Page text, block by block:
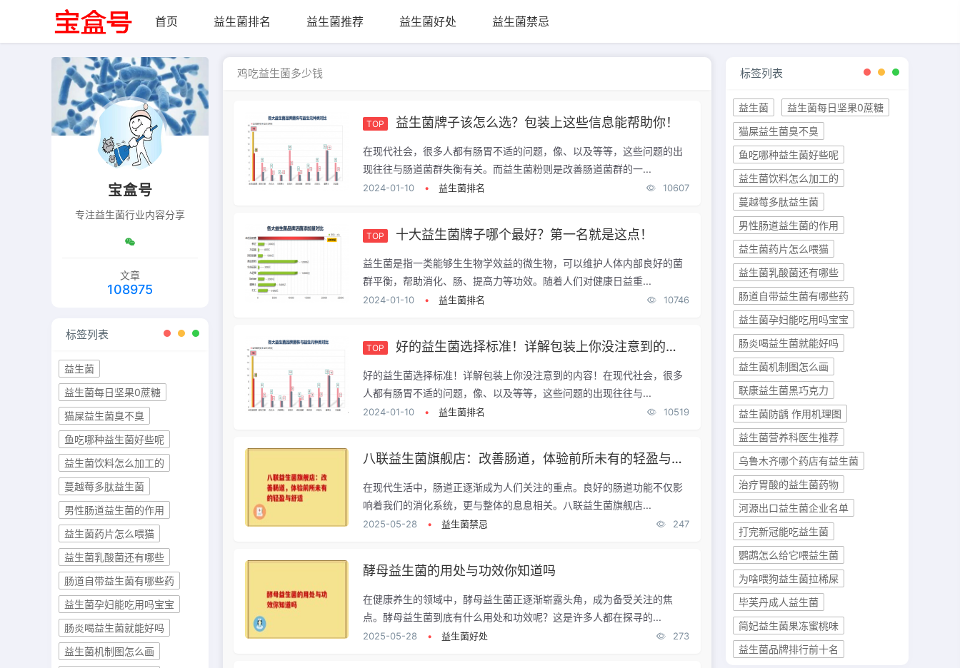
首页 益生菌排名 益生菌推荐 益生菌好处 益生菌禁忌
宝盒号
专注益生菌行业内容分享
文章
108975
标签列表
益生菌
益生菌每日坚果0蔗糖
猫屎益生菌臭不臭
鱼吃哪种益生菌好些呢
益生菌饮料怎么加工的
蔓越莓多肽益生菌
男性肠道益生菌的作用
益生菌药片怎么喂猫
益生菌乳酸菌还有哪些
肠道自带益生菌有哪些药
益生菌孕妇能吃用吗宝宝
肠炎喝益生菌就能好吗
益生菌机制图怎么画
鸡吃益生菌多少钱
TOP 益生菌牌子该怎么选？包装上这些信息能帮助你！
在现代社会，很多人都有肠胃不适的问题，像、以及等等，这些问题的出
现往往与肠道菌群失衡有关。而益生菌粉则是改善肠道菌群的一...
2024-01-10 • 益生菌排名 10607
TOP 十大益生菌牌子哪个最好？第一名就是这点！
益生菌是指一类能够生生物学效益的微生物，可以维护人体内部良好的菌
群平衡，帮助消化、肠、提高力等功效。随着人们对健康日益重...
2024-01-10 • 益生菌排名 10746
TOP 好的益生菌选择标准！详解包装上你没注意到的内容！
好的益生菌选择标准！详解包装上你没注意到的内容！在现代社会，很多
人都有肠胃不适的问题，像、以及等等，这些问题的出现往往与...
2024-01-10 • 益生菌排名 10519
八联益生菌旗舰店：改善肠道，体验前所未有的轻盈与舒适
在现代生活中，肠道正逐渐成为人们关注的重点。良好的肠道功能不仅影
响着我们的消化系统，更与整体的息息相关。八联益生菌旗舰店...
2025-05-28 • 益生菌禁忌 247
酵母益生菌的用处与功效你知道吗
在健康养生的领域中，酵母益生菌正逐渐崭露头角，成为备受关注的焦
点。酵母益生菌到底有什么用处和功效呢？这是许多人都在探寻的...
2025-05-28 • 益生菌好处 273
标签列表
益生菌
益生菌每日坚果0蔗糖
猫屎益生菌臭不臭
鱼吃哪种益生菌好些呢
益生菌饮料怎么加工的
蔓越莓多肽益生菌
男性肠道益生菌的作用
益生菌药片怎么喂猫
益生菌乳酸菌还有哪些
肠道自带益生菌有哪些药
益生菌孕妇能吃用吗宝宝
肠炎喝益生菌就能好吗
益生菌机制图怎么画
联康益生菌黑巧克力
益生菌防龋 作用机理图
益生菌营养科医生推荐
乌鲁木齐哪个药店有益生菌
治疗胃酸的益生菌药物
河源出口益生菌企业名单
打完新冠能吃益生菌
鹦鹉怎么给它喂益生菌
为啥喂狗益生菌拉稀屎
毕芙丹成人益生菌
简妃益生菌果冻蜜桃味
益生菌品牌排行前十名